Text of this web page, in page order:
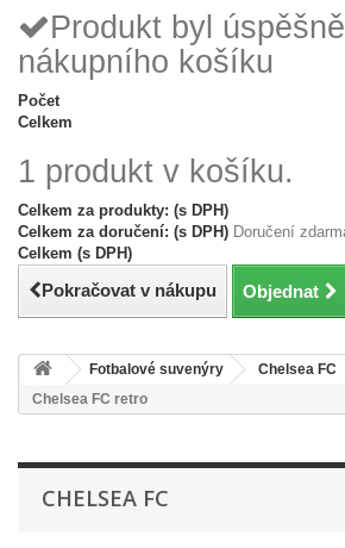
Produkt byl
nákupního košíku
Počet
Celkem
1 produkt v košíku.
Celkem za produkty: (s DPH)
Celkem za doručení: (s DPH) Doručení
Celkem (s DPH)
Pokračovat v nákupu Objednat
Fotbalové suvenýry Chelsea FC
Chelsea FC retro
CHELSEA FC